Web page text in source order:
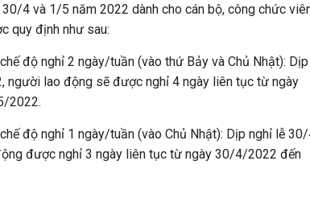
4 và 1/5 năm 2022 dành cho cán bộ, công chức
quy định như sau:
độ nghỉ 2 ngày/tuần (vào thứ Bảy và Chủ Nhật): Dịp
người lao động sẽ được nghỉ 4 ngày liên tục từ ngày
2022.
độ nghỉ 1 ngày/tuần (vào Chủ Nhật): Dịp nghỉ lễ
được nghỉ 3 ngày liên tục từ ngày 30/4/2022 đến